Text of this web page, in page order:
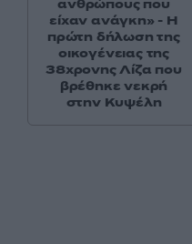
ανθρώπους που
είχαν ανάγκη» - Η
πρώτη δήλωση της
οικογένειας της
38χρονης Λίζα που
βρέθηκε νεκρή
στην Κυψέλη